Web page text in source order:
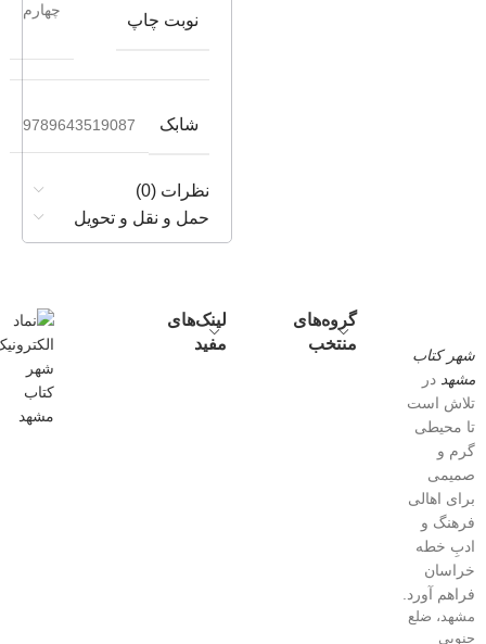
نوبت چاپ
چهارم
شابک 9789643519087
نظرات (0)
حمل و نقل و تحویل
شهر کتاب
مشهد در
تلاش است
تا محیطی
گرم و
صمیمی
برای اهالی
فرهنگ و
ادبِ خطه
خراسان
فراهم آورد.
مشهد، ضلع
جنوبی
گروه‌های
منتخب
لینک‌های
مفید